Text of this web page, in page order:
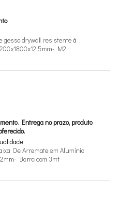
gesso drywall resistente
M2
Entrega no prazo, produto
De Arremate em Alumínio
Barra com 3mt